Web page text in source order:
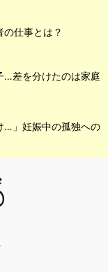
の仕事とは？
…差を分けたのは家庭
…」妊娠中の孤独への